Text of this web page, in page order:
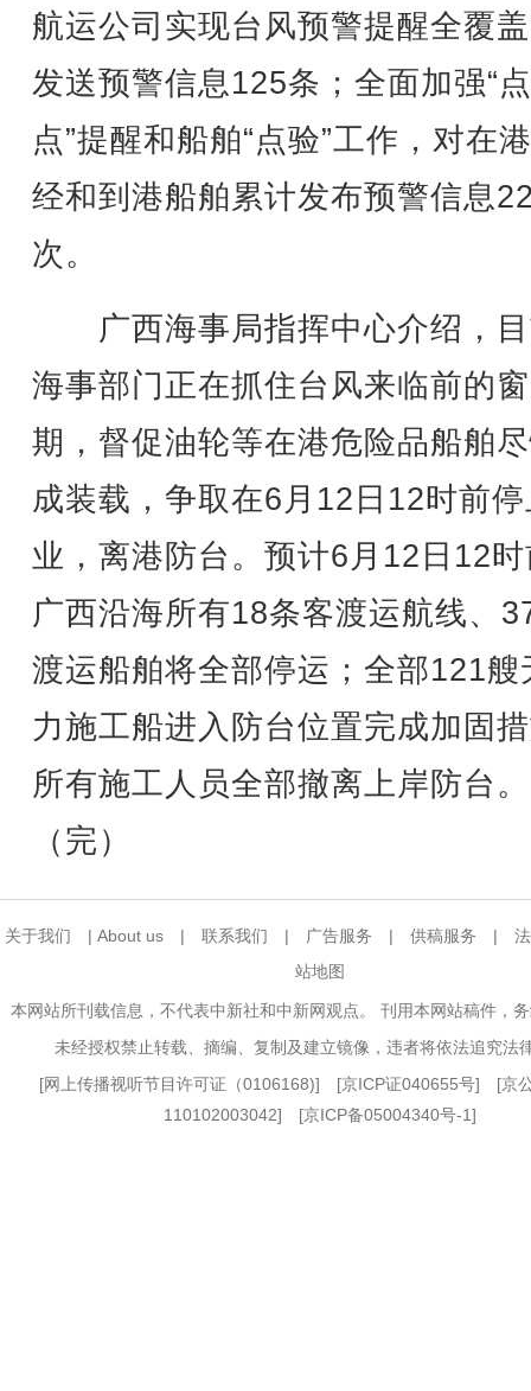
航运公司实现台风预警提醒全覆
发送预警信息125条；全面加强“
点”提醒和船舶“点验”工作，对在
经和到港船舶累计发布预警信息
次。
广西海事局指挥中心介绍，
海事部门正在抓住台风来临前的
期，督促油轮等在港危险品船舶
成装载，争取在6月12日12时前
业，离港防台。预计6月12日12
广西沿海所有18条客渡运航线、
渡运船舶将全部停运；全部121艘
力施工船进入防台位置完成加固
所有施工人员全部撤离上岸防台。
（完）
关于我们 | About us | 联系我们 | 广告服务 | 供稿服务 |
站地图
本网站所刊载信息，不代表中新社和中新网观点。 刊用本网站稿件，
未经授权禁止转载、摘编、复制及建立镜像，违者将依法追究法
[网上传播视听节目许可证（0106168)] [京ICP证040655号] [京
110102003042] [京ICP备05004340号-1]